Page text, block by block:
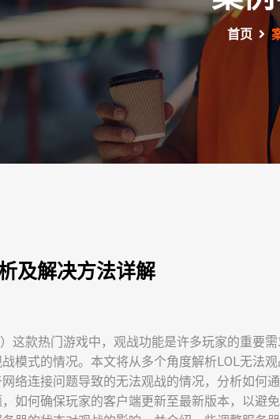
首页
及解决方法详解
这款热门游戏中，观战功能是许多玩家的重要
模式的情况。本文将从多个角度解析LOL无法
络连接问题导致的无法观战的情况，分析如何
如何确保玩家的客户端更新至最新版本，以避